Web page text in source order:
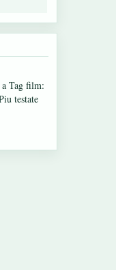
me:
che